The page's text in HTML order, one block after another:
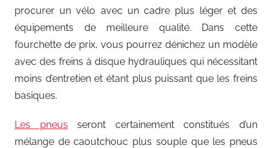
procurer un vélo avec un cadre plus léger et des
équipements de meilleure qualité. Dans cette
fourchette de prix, vous pourrez dénichez un modèle
avec des freins à disque hydrauliques qui nécessitant
moins d’entretien et étant plus puissant que les freins
basiques.
Les pneus seront certainement constitués d’un
mélange de caoutchouc plus souple que les pneus